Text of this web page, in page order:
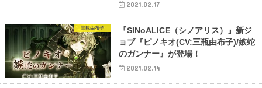
2021.02.17
三瓶由布子
『SINoALICE（シノアリス）』新ジ
ョブ『ピノキオ(CV:三瓶由布子)/嫉蛇
のガンナー』が登場！
2021.02.14